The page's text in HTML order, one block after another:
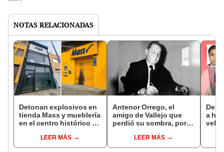
NOTAS RELACIONADAS
Detonan explosivos en
tienda Mass y mueblería
en el centro histórico de
en La Libertad
LEER MÁS
Antenor Orrego, el
amigo de Vallejo que
perdió su sombra, por
LEER MÁS
a